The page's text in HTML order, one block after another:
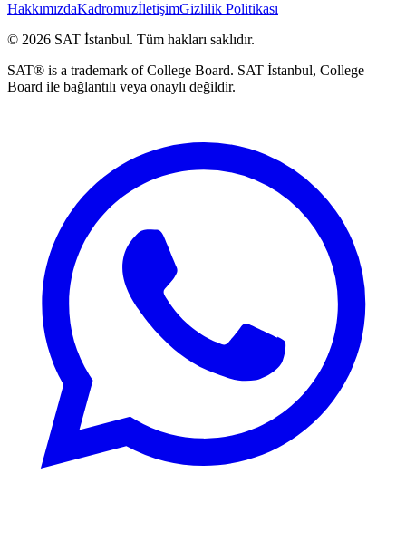
HakkımızdaKadromuzİletişimGizlilik Politikası
© 2026 SAT İstanbul. Tüm hakları saklıdır.
SAT® is a trademark of College Board. SAT İstanbul, College
Board ile bağlantılı veya onaylı değildir.